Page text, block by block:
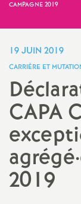
CAMPAGNE 2019
19 JUIN 2019
CARRIÈRE ET
CAPA
agrégé·
2019